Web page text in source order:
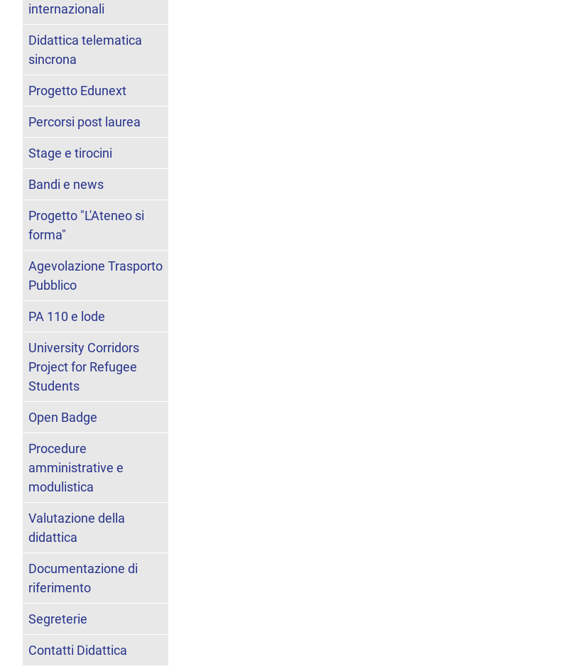
internazionali
Didattica telematica
sincrona
Progetto Edunext
Percorsi post laurea
Stage e tirocini
Bandi e news
Progetto "L'Ateneo si
forma"
Agevolazione Trasporto
Pubblico
PA 110 e lode
University Corridors
Project for Refugee
Students
Open Badge
Procedure
amministrative e
modulistica
Valutazione della
didattica
Documentazione di
riferimento
Segreterie
Contatti Didattica